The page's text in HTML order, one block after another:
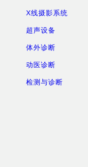
X线摄影系统
超声设备
体外诊断
动医诊断
检测与诊断